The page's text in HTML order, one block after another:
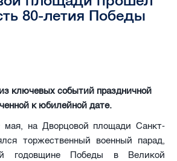
80-летия Победы
ключевых событий праздничной
к юбилейной дате.
на Дворцовой площади Санкт-
торжественный военный парад,
й годовщине Победы в Великой